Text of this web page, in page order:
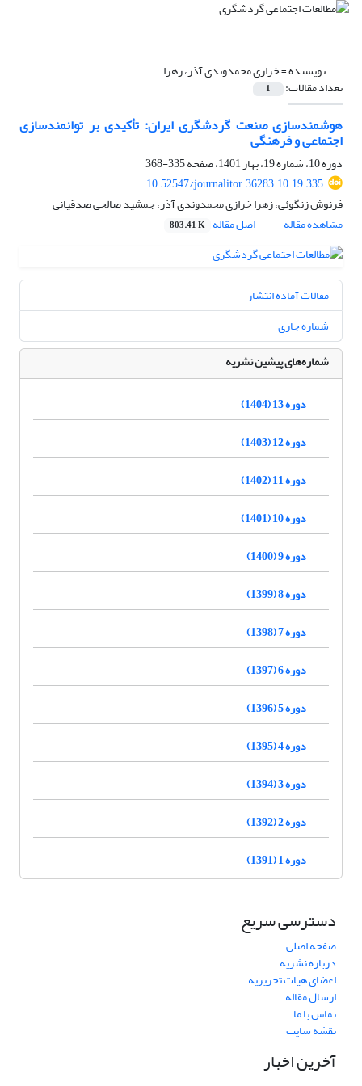
نویسنده =خرازی محمدوندی آذر، زهرا
تعداد مقالات: 1
هوشمندسازی صنعت گردشگری ایران: تأکیدی بر توانمندسازی
اجتماعی و فرهنگی
دوره 10، شماره 19، بهار 1401، صفحه
335-368
10.52547/journalitor.36283.10.19.335
فرنوش زنگوئی، زهرا خرازی محمدوندی آذر، جمشید صالحی صدقیانی
مشاهده مقاله
اصل مقاله 803.41 K
مقالات آماده انتشار
شماره جاری
شماره‌های پیشین نشریه
دوره 13 (1404)
دوره 12 (1403)
دوره 11 (1402)
دوره 10 (1401)
دوره 9 (1400)
دوره 8 (1399)
دوره 7 (1398)
دوره 6 (1397)
دوره 5 (1396)
دوره 4 (1395)
دوره 3 (1394)
دوره 2 (1392)
دوره 1 (1391)
دسترسی سریع
صفحه اصلی
درباره نشریه
اعضای هیات تحریریه
ارسال مقاله
تماس با ما
نقشه سایت
آخرین اخبار